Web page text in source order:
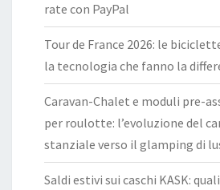
rate con PayPal
Tour de France 2026: le
la tecnologia che fanno la
Caravan-Chalet e moduli pre-
per roulotte: l’evoluzione del
stanziale verso il glamping di
Saldi estivi sui caschi KASK: